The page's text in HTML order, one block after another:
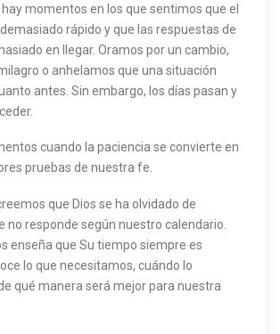
momentos en los que sentimos que el
rápido y que las respuestas de
en llegar. Oramos por un cambio,
o anhelamos que una situación
antes. Sin embargo, los días pasan y
cuando la paciencia se convierte en
pruebas de nuestra fe.
que Dios se ha olvidado de
no responde según nuestro calendario.
enseña que Su tiempo siempre es
lo que necesitamos, cuándo lo
qué manera será mejor para nuestra